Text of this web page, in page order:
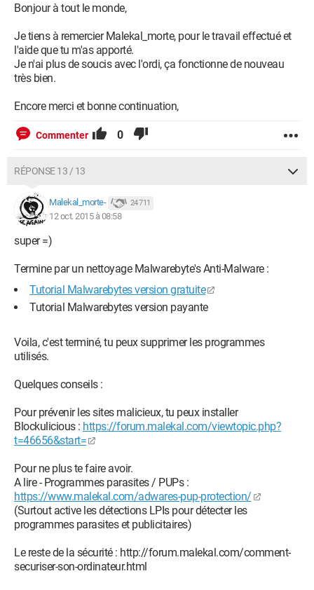
Bonjour à tout le monde,
Je tiens à remercier Malekal_morte, pour le travail effectué et
l'aide que tu m'as apporté.
Je n'ai plus de soucis avec l'ordi, ça fonctionne de nouveau
très bien.
Encore merci et bonne continuation,
Commenter 0
RÉPONSE 13 / 13
Malekal_morte- 24 711
12 oct. 2015 à 08:58
super =)
Termine par un nettoyage Malwarebyte's Anti-Malware :
Tutorial Malwarebytes version gratuite
Tutorial Malwarebytes version payante
Voila, c'est terminé, tu peux supprimer les programmes
utilisés.
Quelques conseils :
Pour prévenir les sites malicieux, tu peux installer
Blockulicious : https://forum.malekal.com/viewtopic.php?
t=46656&start=
Pour ne plus te faire avoir.
A lire - Programmes parasites / PUPs :
https://www.malekal.com/adwares-pup-protection/
(Surtout active les détections LPIs pour détecter les
programmes parasites et publicitaires)
Le reste de la sécurité : http://forum.malekal.com/comment-
securiser-son-ordinateur.html